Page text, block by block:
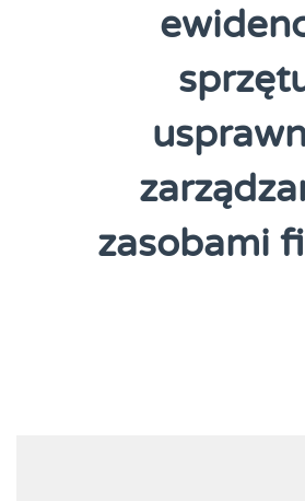
zasobami